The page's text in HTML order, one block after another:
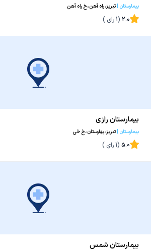
بیمارستان |تبریز،راه آهن،خ راه آهن
2.0
(
1رای )
بیمارستان رازی
بیمارستان |تبریز،بهارستان،خ خی
5.0
(
1رای )
بیمارستان شمس